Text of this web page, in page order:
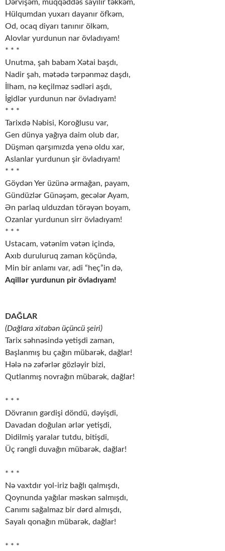
Dərvişəm, müqqəddəs sayılır təkkəm,
Hülqumdan yuxarı dayanır öfkəm,
Od, ocaq diyarı tanınır ölkəm,
Alovlar yurdunun nar övladıyam!
* * *
Unutma, şah babam Xətai başdı,
Nadir şah, mətədə tərpənməz daşdı,
İlham, nə keçilməz sədləri aşdı,
İgidlər yurdunun nər övladıyam!
* * *
Tarixdə Nəbisi, Koroğlusu var,
Gen dünya yağıya daim olub dar,
Düşmən qarşımızda yenə oldu xar,
Aslanlar yurdunun şir övladıyam!
* * *
Göydən Yer üzünə ərmağan, payam,
Gündüzlər Günəşəm, gecələr Ayam,
Ən parlaq ulduzdan törəyən boyam,
Ozanlar yurdunun sirr övladıyam!
* * *
Ustacam, vətənim vətən içində,
Axıb duruluruq zaman köçündə,
Min bir anlamı var, adi “heç”in də,
Aqillər yurdunun pir övladıyam!
DAĞLAR
(Dağlara xitabən üçüncü şeiri)
Tarix səhnəsində yetişdi zaman,
Başlanmış bu çağın mübarək, dağlar!
Hələ nə zəfərlər gözləyir bizi,
Qutlanmış novrağın mübarək, dağlar!
* * *
Dövranın gərdişi döndü, dəyişdi,
Davadan doğulan ərlər yetişdi,
Didilmiş yaralar tutdu, bitişdi,
Üç rəngli duvağın mübarək, dağlar!
* * *
Nə vaxtdır yol-iriz bağlı qalmışdı,
Qoynunda yağılar məskən salmışdı,
Canımı sağalmaz bir dərd almışdı,
Sayalı qonağın mübarək, dağlar!
* * *